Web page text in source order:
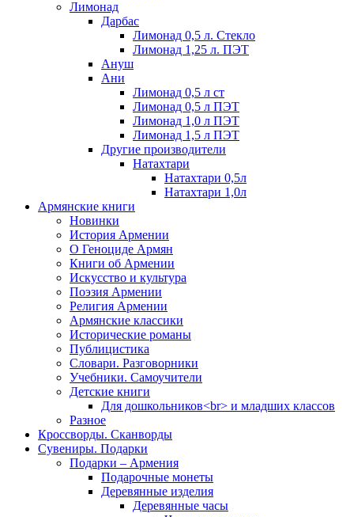
Лимонад
Дарбас
Лимонад 0,5 л. Стекло
Лимонад 1,25 л. ПЭТ
Ануш
Ани
Лимонад 0,5 л ст
Лимонад 0,5 л ПЭТ
Лимонад 1,0 л ПЭТ
Лимонад 1,5 л ПЭТ
Другие производители
Натахтари
Натахтари 0,5л
Натахтари 1,0л
Армянские книги
Новинки
История Армении
О Геноциде Армян
Книги об Армении
Иcкусство и культура
Поэзия Армении
Религия Армении
Армянские классики
Исторические романы
Публицистика
Словари. Разговорники
Учебники. Самоучители
Детские книги
Для дошкольников<br> и младших классов
Разное
Кроссворды. Сканворды
Сувениры. Подарки
Подарки – Армения
Подарочные монеты
Деревянные изделия
Деревянные часы